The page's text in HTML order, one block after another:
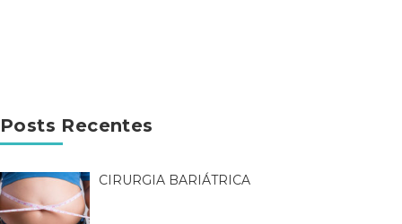
Posts Recentes
CIRURGIA BARIÁTRICA